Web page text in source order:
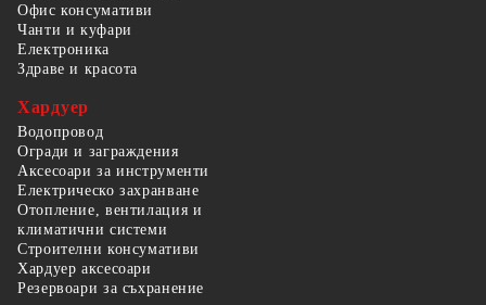
Офис консумативи
Чанти и куфари
Електроника
Здраве и красота
Хардуер
Водопровод
Огради и заграждения
Аксесоари за инструменти
Електрическо захранване
Отопление, вентилация и
климатични системи
Строителни консумативи
Хардуер аксесоари
Резервоари за съхранение